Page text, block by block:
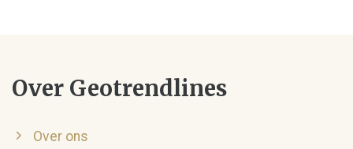
Over Geotrendlines
Over ons